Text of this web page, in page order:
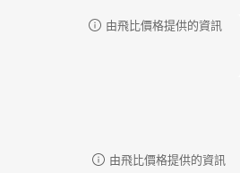
由飛比價格提供的資訊
由飛比價格提供的資訊